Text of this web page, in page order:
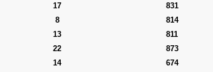
17 831
8 814
13 811
22 873
14 674